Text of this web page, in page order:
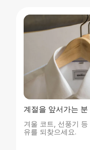
계절을 앞서가는 분
겨울 코트, 선풍기
유를 되찾으세요.